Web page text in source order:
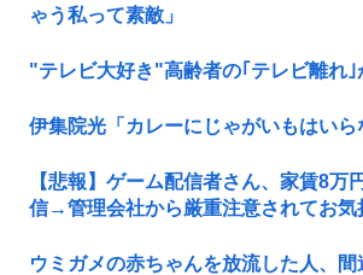
ゃう私って素敵」
"テレビ大好き"高齢者の｢テレビ離れ｣
伊集院光「カレーにじゃがいもはいら
【悲報】ゲーム配信者さん、家賃8万
信→管理会社から厳重注意されてお気
ウミガメの赤ちゃんを放流した人、